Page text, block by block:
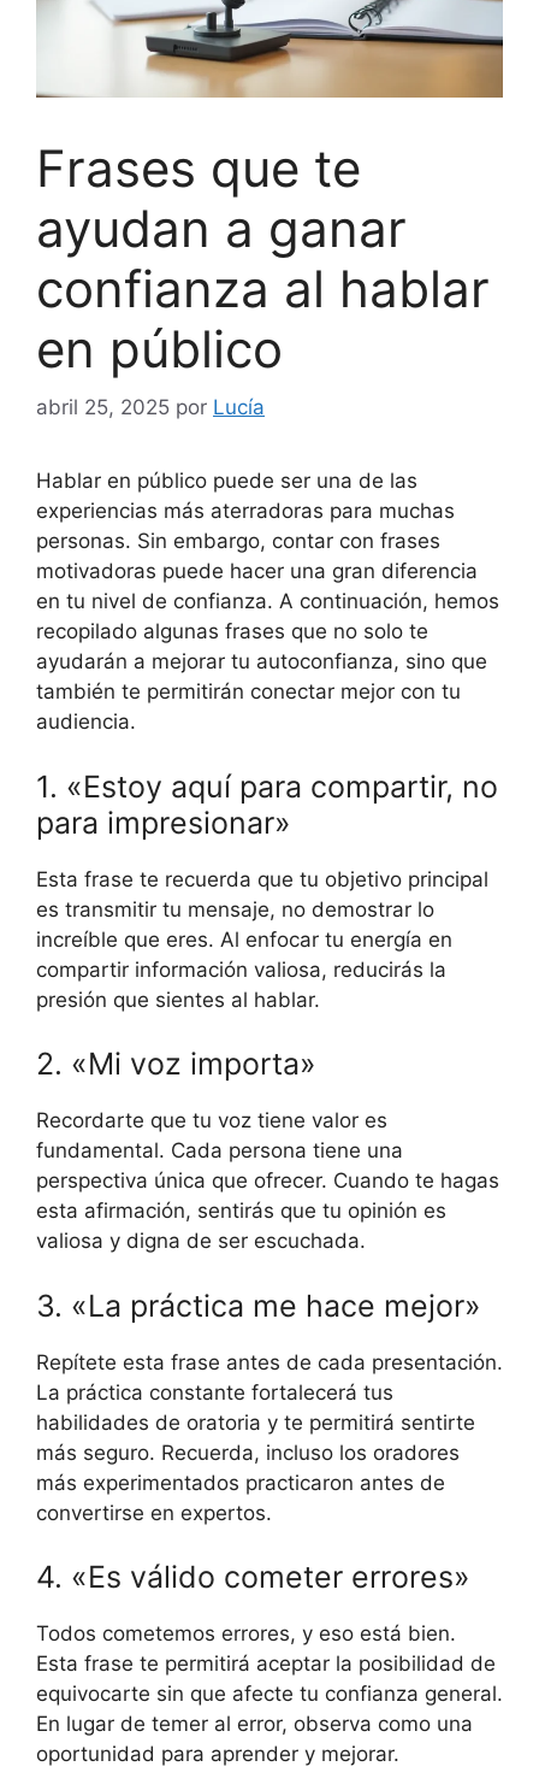
Frases que te
ayudan a ganar
confianza al hablar
en público
abril 25, 2025 por Lucía
Hablar en público puede ser una de las
experiencias más aterradoras para muchas
personas. Sin embargo, contar con frases
motivadoras puede hacer una gran diferencia
en tu nivel de confianza. A continuación, hemos
recopilado algunas frases que no solo te
ayudarán a mejorar tu autoconfianza, sino que
también te permitirán conectar mejor con tu
audiencia.
1. «Estoy aquí para compartir, no
para impresionar»
Esta frase te recuerda que tu objetivo principal
es transmitir tu mensaje, no demostrar lo
increíble que eres. Al enfocar tu energía en
compartir información valiosa, reducirás la
presión que sientes al hablar.
2. «Mi voz importa»
Recordarte que tu voz tiene valor es
fundamental. Cada persona tiene una
perspectiva única que ofrecer. Cuando te hagas
esta afirmación, sentirás que tu opinión es
valiosa y digna de ser escuchada.
3. «La práctica me hace mejor»
Repítete esta frase antes de cada presentación.
La práctica constante fortalecerá tus
habilidades de oratoria y te permitirá sentirte
más seguro. Recuerda, incluso los oradores
más experimentados practicaron antes de
convertirse en expertos.
4. «Es válido cometer errores»
Todos cometemos errores, y eso está bien.
Esta frase te permitirá aceptar la posibilidad de
equivocarte sin que afecte tu confianza general.
En lugar de temer al error, observa como una
oportunidad para aprender y mejorar.